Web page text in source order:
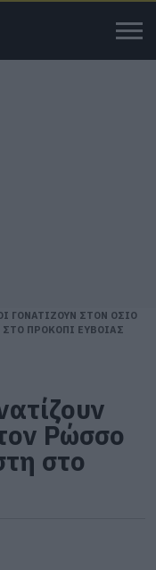
ΓΟΝΑΤΙΖΟΥΝ ΣΤΟΝ ΟΣΙΟ
ΠΡΟΚΟΠΙ ΕΥΒΟΙΑΣ
Ρώσσο
στο